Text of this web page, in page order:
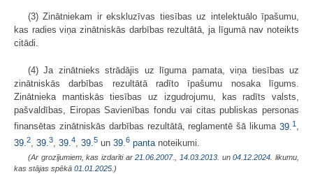
(3) Zinātniekam ir ekskluzīvas tiesības uz intelektuālo īpašumu,
kas radies viņa zinātniskās darbības rezultātā, ja līgumā nav noteikts
citādi.
(4) Ja zinātnieks strādājis uz līguma pamata, viņa tiesības uz
zinātniskās darbības rezultātā radīto īpašumu nosaka līgums.
Zinātnieka mantiskās tiesības uz izgudrojumu, kas radīts valsts,
pašvaldības, Eiropas Savienības fondu vai citas publiskas personas
finansētas zinātniskās darbības rezultātā, reglamentē šā likuma 39. 1 ,
39.2, 39.3, 39.4, 39.5 un 39.6 pantanoteikumi.
(Ar grozījumiem, kas izdarīti ar21.06.2007. 14.03.2013. un04.12.2024 . likumu,
kas stājas spēkā 01.01.2025. )